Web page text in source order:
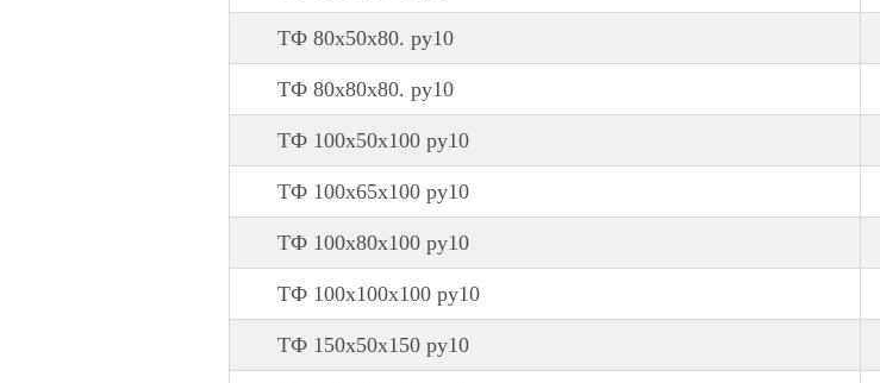
ТФ 80х50х80. ру10
ТФ 80х80х80. ру10
ТФ 100х50х100 ру10
ТФ 100х65х100 ру10
ТФ 100х80х100 ру10
ТФ 100х100х100 ру10
ТФ 150х50х150 ру10